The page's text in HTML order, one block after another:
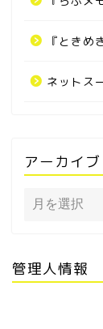
『ときめ
ネットス
アーカイブ
管理人情報